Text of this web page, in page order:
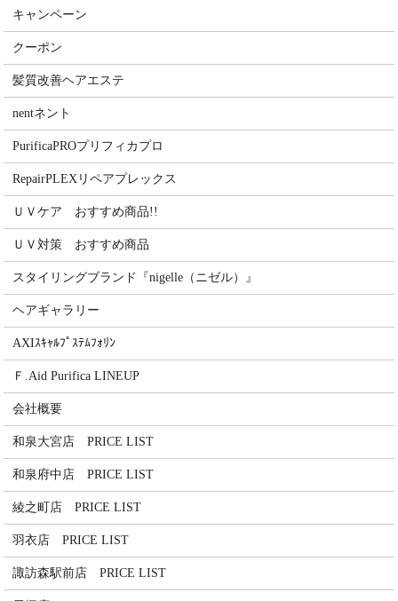
キャンペーン
クーポン
髪質改善ヘアエステ
nentネント
PurificaPROプリフィカプロ
RepairPLEXリペアプレックス
ＵＶケア おすすめ商品!!
ＵＶ対策 おすすめ商品
スタイリングブランド『nigelle（ニゼル）』
ヘアギャラリー
AXIｽｷｬﾙﾌﾟｽﾃﾑﾌｫﾘﾝ
Ｆ.Aid Purifica LINEUP
会社概要
和泉大宮店 PRICE LIST
和泉府中店 PRICE LIST
綾之町店 PRICE LIST
羽衣店 PRICE LIST
諏訪森駅前店 PRICE LIST